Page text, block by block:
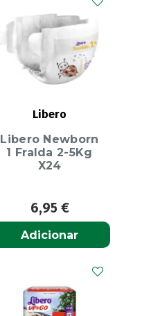
Libero
Libero Newborn
1 Fralda 2-5Kg
X24
6,95 €
Adicionar